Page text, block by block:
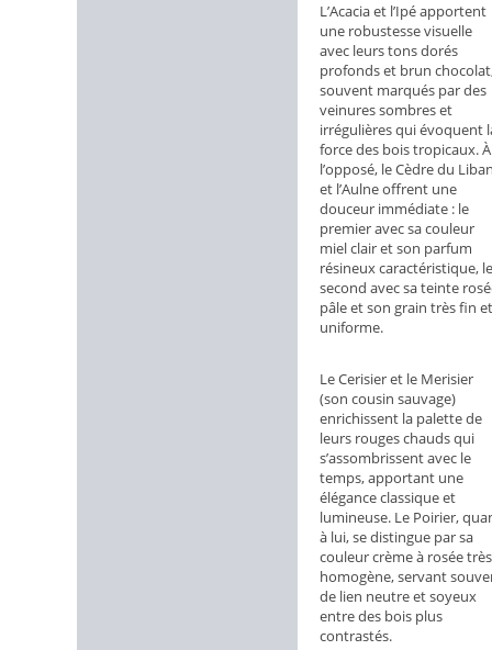
L’Acacia et l’Ipé apportent
une robustesse visuelle
avec leurs tons dorés
profonds et brun
souvent marqués par des
veinures sombres et
irrégulières qui évoquent
force des bois tropicaux. À
l’opposé, le Cèdre du
et l’Aulne offrent une
douceur immédiate : le
premier avec sa couleur
miel clair et son parfum
résineux caractéristique, le
second avec sa teinte
pâle et son grain très fin et
uniforme.
Le Cerisier et le Merisier
(son cousin sauvage)
enrichissent la palette de
leurs rouges chauds qui
s’assombrissent avec le
temps, apportant une
élégance classique et
lumineuse. Le Poirier,
à lui, se distingue par sa
couleur crème à rosée très
homogène, servant
de lien neutre et soyeux
entre des bois plus
contrastés.